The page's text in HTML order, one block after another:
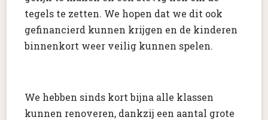
tegels te zetten. We hopen dat we dit ook
gefinancierd kunnen krijgen en de kinderen
binnenkort weer veilig kunnen spelen.
We hebben sinds kort bijna alle klassen
kunnen renoveren, dankzij een aantal grote